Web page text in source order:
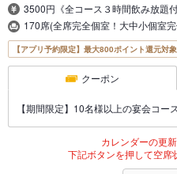
3500円《全コース３時間飲み放
170席(全席完全個室！大中小個室
【アプリ予約限定】最大800ポイント還元対
クーポン
【期間限定】10名様以上の宴会コー
カレンダーの更
下記ボタンを押して空席